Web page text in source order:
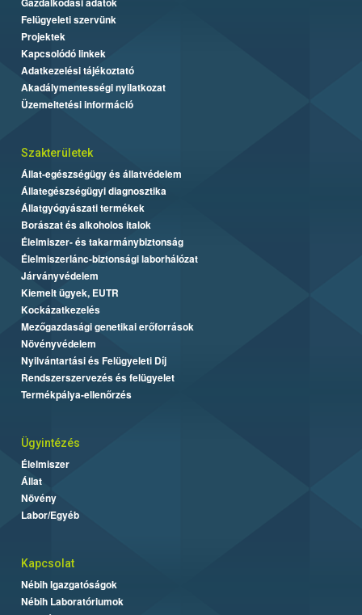
Felügyeleti szervünk
Projektek
Kapcsolódó linkek
Adatkezelési tájékoztató
Akadálymentességi nyilatkozat
Üzemeltetési információ
Szakterületek
Állat-egészségügy és állatvédelem
Állategészségügyi diagnosztika
Állatgyógyászati termékek
Borászat és alkoholos italok
Élelmiszer- és takarmánybiztonság
Élelmiszerlánc-biztonsági laborhálózat
Járványvédelem
Kiemelt ügyek, EUTR
Kockázatkezelés
Mezőgazdasági genetikai erőforrások
Növényvédelem
Nyilvántartási és Felügyeleti Díj
Rendszerszervezés és felügyelet
Termékpálya-ellenőrzés
Ügyintézés
Élelmiszer
Állat
Növény
Labor/Egyéb
Kapcsolat
Nébih Igazgatóságok
Nébih Laboratóriumok